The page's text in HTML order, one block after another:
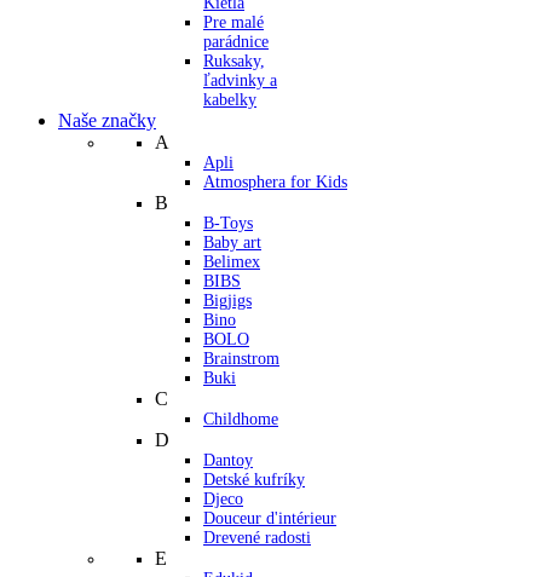
Pre malé
parádnice
Ruksaky,
ľadvinky a
kabelky
Naše značky
A
Apli
Atmosphera for Kids
B
B-Toys
Baby art
Belimex
BIBS
Bigjigs
Bino
BOLO
Brainstrom
Buki
C
Childhome
D
Dantoy
Detské kufríky
Djeco
Douceur d'intérieur
Drevené radosti
E